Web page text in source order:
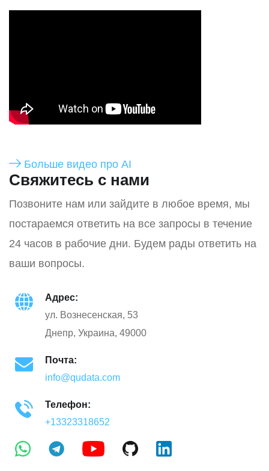
Больше видео про AI
Свяжитесь с нами
Позвоните нам или зайдите в любое время, мы
постараемся ответить на все запросы в течение
24 часов в рабочие дни. Будем рады ответить на
ваши вопросы.
Адрес:
ул. Вознесенская, 53
Днепр, Украина, 49000
Почта:
info@qudata.com
Телефон:
+13323318652